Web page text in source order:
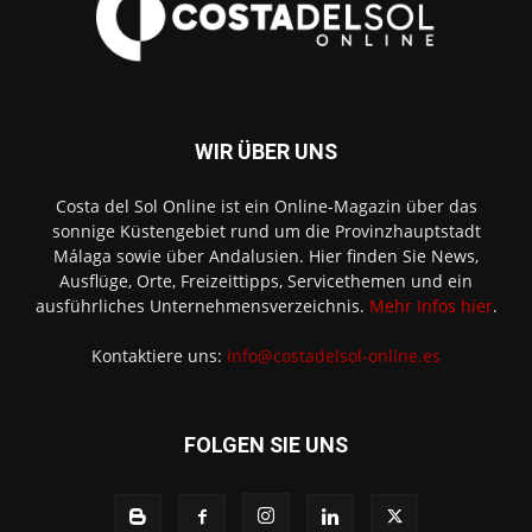
WIR ÜBER UNS
Costa del Sol Online ist ein Online-Magazin über das
sonnige Küstengebiet rund um die Provinzhauptstadt
Málaga sowie über Andalusien. Hier finden Sie News,
Ausflüge, Orte, Freizeittipps, Servicethemen und ein
ausführliches Unternehmensverzeichnis. Mehr Infos hier.
Kontaktiere uns: info@costadelsol-online.es
FOLGEN SIE UNS